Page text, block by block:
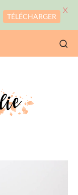
TÉLÉCHARGER
X